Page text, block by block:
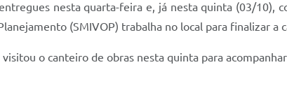
nesta quarta-feira e, já nesta quinta (03/10),
(SMIVOP) trabalha no local para finalizar a
o canteiro de obras nesta quinta para